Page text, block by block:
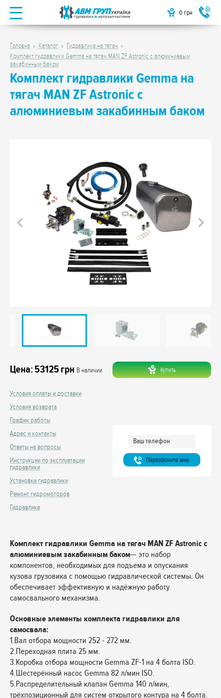
0 грн
Головна Каталог
Гидравлика на тягач
Комплект гидравлики Gemma на тягач MAN ZF Astronic с алюминиевым
закабинным баком
Комплект гидравлики Gemma на
тягач MAN ZF Astronic с
алюминиевым закабинным баком
Цена: 53125 грн В наличии Купить
Условия оплаты и доставки
Условия возврата
График работы
Адрес и контакты
Ответы на вопросы
Инструкции по эксплуатации
гидравлики
Установка гидравлики
Ремонт гидромоторов
Гидравлика
Перезвоните мне.
Комплект гидравлики Gemma на тягач MAN ZF Astronic с
алюминиевым закабинным баком— это набор
компонентов, необходимых для подъема и опускания
кузова грузовика с помощью гидравлической системы. Он
обеспечивает эффективную и надёжную работу
самосвального механизма.
Основные элементы комплекта гидравлики для
самосвала:
1.Вал отбора мощности 252 - 272 мм.
2.Переходная плита 25 мм.
3.Коробка отбора мощности Gemma ZF-1 на 4 болта ISO.
4.Шестерённый насос Gemma 82 л/мин ISO.
5.Распределительный клапан Gemma 140 л/мин,
трёхпозиционный для систем открытого контура на 4 болта.